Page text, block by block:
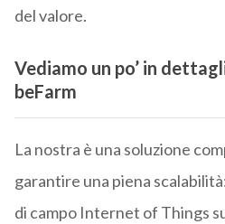
del valore.
Vediamo un po’ in
beFarm
La nostra è una soluzione
garantire una piena
di campo Internet of Things